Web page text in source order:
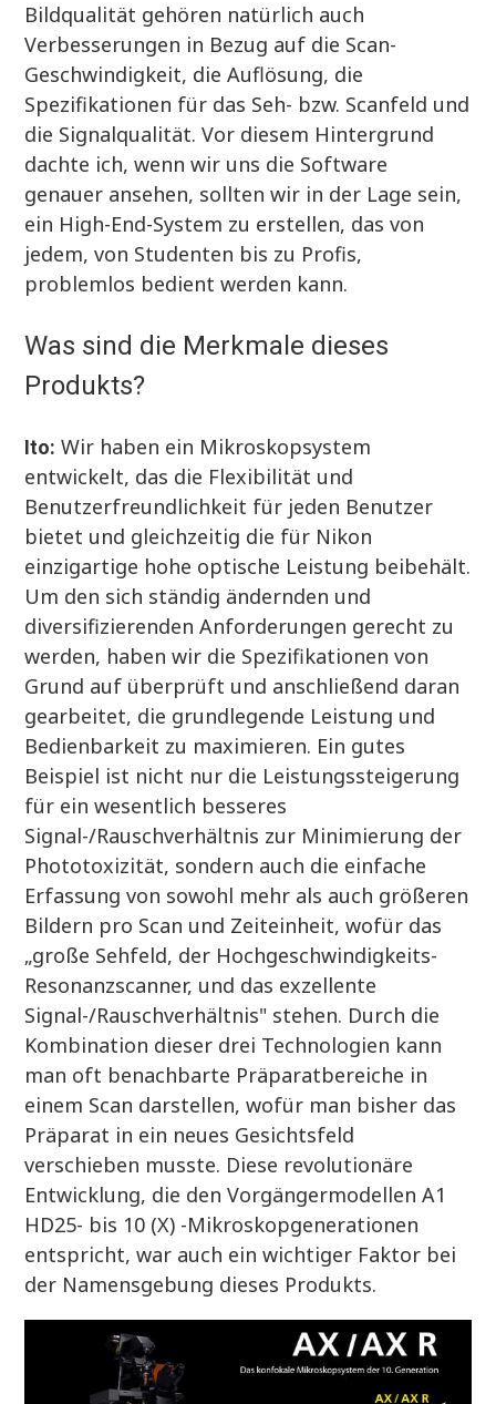
Bildqualität gehören natürlich auch
Verbesserungen in Bezug auf die Scan-
Geschwindigkeit, die Auflösung, die
Spezifikationen für das Seh- bzw. Scanfeld und
die Signalqualität. Vor diesem Hintergrund
dachte ich, wenn wir uns die Software
genauer ansehen, sollten wir in der Lage sein,
ein High-End-System zu erstellen, das von
jedem, von Studenten bis zu Profis,
problemlos bedient werden kann.
Was sind die Merkmale dieses
Produkts?
Ito: Wir haben ein Mikroskopsystem
entwickelt, das die Flexibilität und
Benutzerfreundlichkeit für jeden Benutzer
bietet und gleichzeitig die für Nikon
einzigartige hohe optische Leistung beibehält.
Um den sich ständig ändernden und
diversifizierenden Anforderungen gerecht zu
werden, haben wir die Spezifikationen von
Grund auf überprüft und anschließend daran
gearbeitet, die grundlegende Leistung und
Bedienbarkeit zu maximieren. Ein gutes
Beispiel ist nicht nur die Leistungssteigerung
für ein wesentlich besseres
Signal-/Rauschverhältnis zur Minimierung der
Phototoxizität, sondern auch die einfache
Erfassung von sowohl mehr als auch größeren
Bildern pro Scan und Zeiteinheit, wofür das
„große Sehfeld, der Hochgeschwindigkeits-
Resonanzscanner, und das exzellente
Signal-/Rauschverhältnis" stehen. Durch die
Kombination dieser drei Technologien kann
man oft benachbarte Präparatbereiche in
einem Scan darstellen, wofür man bisher das
Präparat in ein neues Gesichtsfeld
verschieben musste. Diese revolutionäre
Entwicklung, die den Vorgängermodellen A1
HD25- bis 10 (X) -Mikroskopgenerationen
entspricht, war auch ein wichtiger Faktor bei
der Namensgebung dieses Produkts.